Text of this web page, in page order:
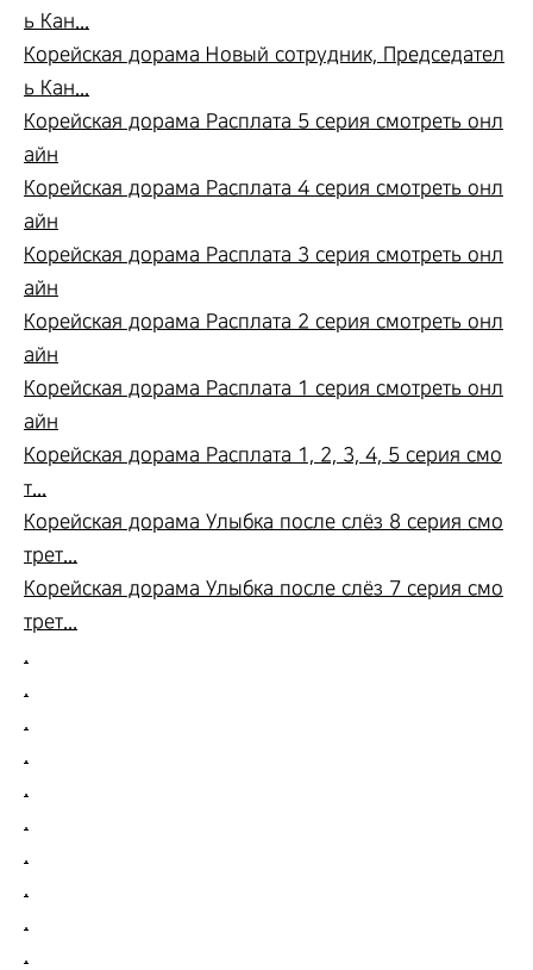
ь Кан...
Корейская дорама Новый сотрудник, Председател
ь Кан...
Корейская дорама Расплата 5 серия смотреть онл
айн
Корейская дорама Расплата 4 серия смотреть онл
айн
Корейская дорама Расплата 3 серия смотреть онл
айн
Корейская дорама Расплата 2 серия смотреть онл
айн
Корейская дорама Расплата 1 серия смотреть онл
айн
Корейская дорама Расплата 1, 2, 3, 4, 5 серия смо
т...
Корейская дорама Улыбка после слёз 8 серия смо
трет...
Корейская дорама Улыбка после слёз 7 серия смо
трет...
.
.
.
.
.
.
.
.
.
.